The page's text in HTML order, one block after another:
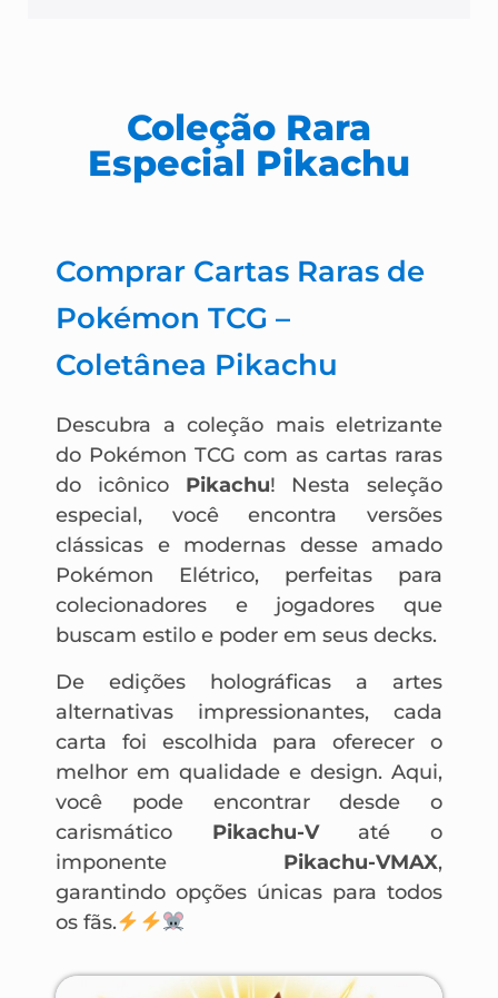
Coleção Rara
Especial Pikachu
Comprar Cartas Raras de
Pokémon TCG –
Coletânea Pikachu
Descubra a coleção mais eletrizante
do Pokémon TCG com as cartas raras
do icônico Pikachu! Nesta seleção
especial, você encontra versões
clássicas e modernas desse amado
Pokémon Elétrico, perfeitas para
colecionadores e jogadores que
buscam estilo e poder em seus decks.
De edições holográficas a artes
alternativas impressionantes, cada
carta foi escolhida para oferecer o
melhor em qualidade e design. Aqui,
você pode encontrar desde o
carismático Pikachu-Vaté o
imponente Pikachu-VMAX,
garantindo opções únicas para todos
os fãs.